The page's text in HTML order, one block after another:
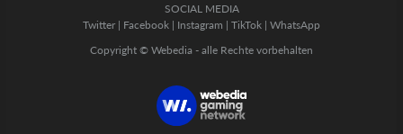
SOCIAL MEDIA
Twitter | Facebook | Instagram | TikTok | WhatsApp
Copyright © Webedia - alle Rechte vorbehalten